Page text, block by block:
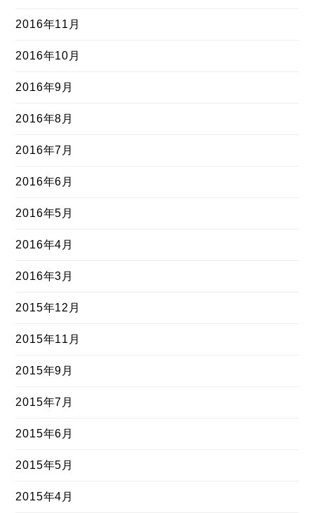
2016年11月
2016年10月
2016年9月
2016年8月
2016年7月
2016年6月
2016年5月
2016年4月
2016年3月
2015年12月
2015年11月
2015年9月
2015年7月
2015年6月
2015年5月
2015年4月